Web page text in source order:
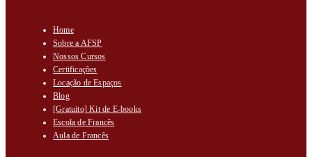
Home
Sobre a AFSP
Nossos Cursos
Certificações
Locação de Espaços
Blog
[Gratuito] Kit de E-books
Escola de Francês
Aula de Francês